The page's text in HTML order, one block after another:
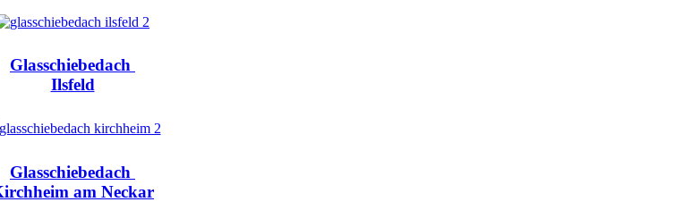
Glasschiebedach
Ilsfeld
Glasschiebedach
am Neckar